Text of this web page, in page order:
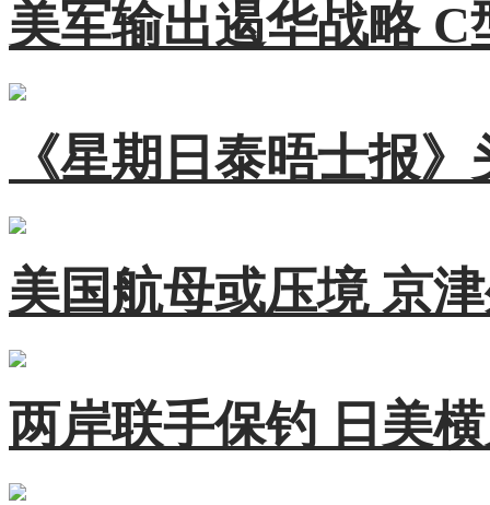
美军输出遏华战略
《星期日泰晤士报
美国航母或压境 京
两岸联手保钓 日美